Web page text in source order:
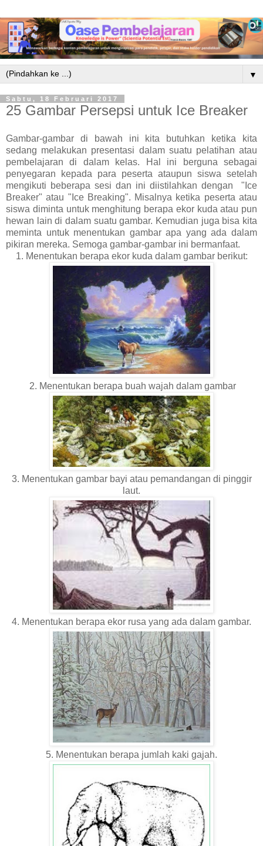
▼
Sabtu, 18 Februari 2017
25 Gambar Persepsi untuk Ice Breaker
Gambar-gambar di bawah ini kita butuhkan ketika kita
sedang melakukan presentasi dalam suatu pelatihan atau
pembelajaran di dalam kelas. Hal ini berguna sebagai
penyegaran kepada para peserta ataupun siswa setelah
mengikuti beberapa sesi dan ini diistilahkan dengan "Ice
Breaker" atau "Ice Breaking". Misalnya ketika peserta atau
siswa diminta untuk menghitung berapa ekor kuda atau pun
hewan lain di dalam suatu gambar. Kemudian juga bisa kita
meminta untuk menentukan gambar apa yang ada dalam
pikiran mereka. Semoga gambar-gambar ini bermanfaat.
1. Menentukan berapa ekor kuda dalam gambar berikut:
2. Menentukan berapa buah wajah dalam gambar
3. Menentukan gambar bayi atau pemandangan di pinggir
laut.
4. Menentukan berapa ekor rusa yang ada dalam gambar.
5. Menentukan berapa jumlah kaki gajah.